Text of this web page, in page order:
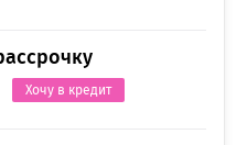
Хочу в кредит